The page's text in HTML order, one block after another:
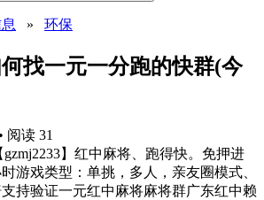
» 环保
找一元一分跑的快群(今
• 阅读 31
】红中麻将、跑得快。免押进
游戏类型：单挑，多人，亲友圈模式、
持验证一元红中麻将麻将群广东红中赖